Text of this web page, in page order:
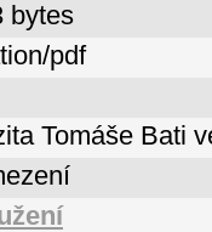
bytes
pdf
Tomáše Bati